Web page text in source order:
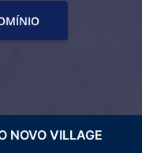
NOVO VILLAGE